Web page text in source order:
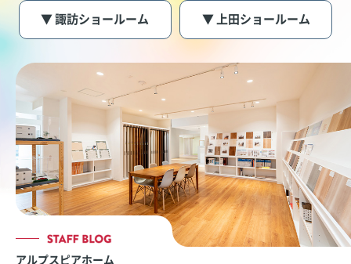
▼ 諏訪ショールーム ▼ 上田ショールーム
アルプスピアホーム